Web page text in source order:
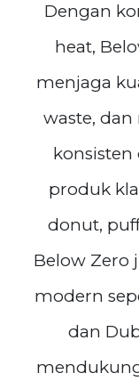
Dengan
heat,
menjaga
waste, dan
konsisten
produk
donut,
Below Zero
modern
dan